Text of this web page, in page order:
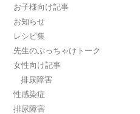
お子様向け記事
お知らせ
レシピ集
先生のぶっちゃけトーク
女性向け記事
排尿障害
性感染症
排尿障害